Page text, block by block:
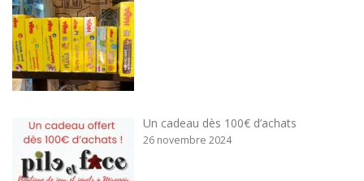
Un cadeau dès 100€ d’achats
26 novembre 2024